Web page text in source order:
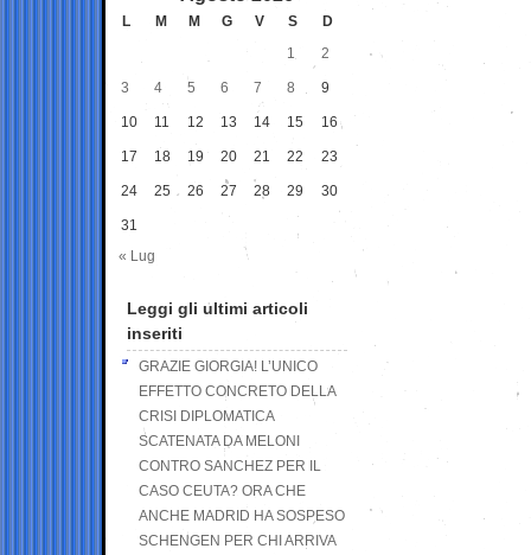
L M M G V S
D
1
2
3 4 5 6 7 8 9
10 11 12 13 14 15 16
17 18 19 20 21 22 23
24 25 26 27 28 29 30
31
« Lug
Leggi gli ultimi articoli
inseriti
GRAZIE GIORGIA! L’UNICO
EFFETTO CONCRETO DELLA
CRISI DIPLOMATICA
SCATENATA DA MELONI
CONTRO SANCHEZ PER IL
CASO CEUTA? ORA CHE
ANCHE MADRID HA SOSPESO
SCHENGEN PER CHI ARRIVA